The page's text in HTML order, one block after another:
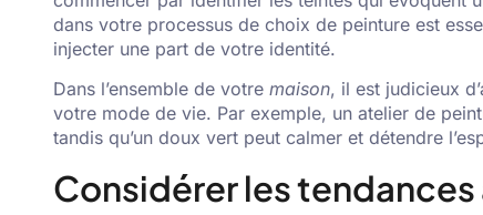
dans votre processus de choix de peinture est
injecter une part de votre identité.
Dans l’ensemble de votre maison, il est judicieux
votre mode de vie. Par exemple, un atelier de
tandis qu’un doux vert peut calmer et détendre
Considérer les